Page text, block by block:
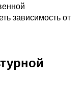
зависимость от